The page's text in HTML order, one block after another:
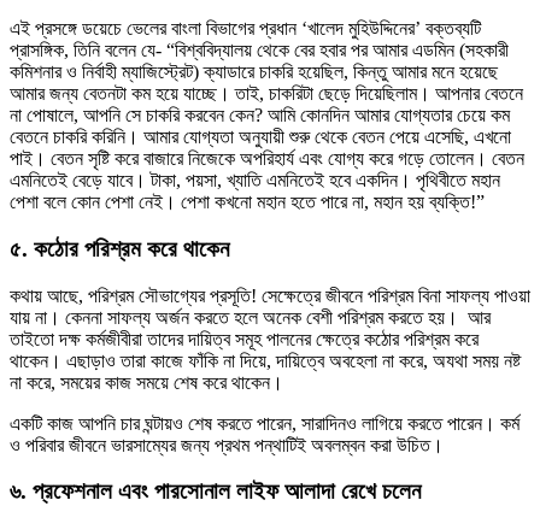
এই প্রসঙ্গে ডয়েচে ভেলের বাংলা বিভাগের প্রধান ‘খালেদ মুহিউদ্দিনের’ বক্তব্যটি
প্রাসঙ্গিক, তিনি বলেন যে- “বিশ্ববিদ্যালয় থেকে বের হবার পর আমার এডমিন (সহকারী
কমিশনার ও নির্বাহী ম্যাজিস্ট্রেট) ক্যাডারে চাকরি হয়েছিল, কিন্তু আমার মনে হয়েছে
আমার জন্য বেতনটা কম হয়ে যাচ্ছে। তাই, চাকরিটা ছেড়ে দিয়েছিলাম। আপনার বেতনে
না পোষালে, আপনি সে চাকরি করবেন কেন? আমি কোনদিন আমার যোগ্যতার চেয়ে কম
বেতনে চাকরি করিনি। আমার যোগ্যতা অনুযায়ী শুরু থেকে বেতন পেয়ে এসেছি, এখনো
পাই। বেতন সৃষ্টি করে বাজারে নিজেকে অপরিহার্য এবং যোগ্য করে গড়ে তোলেন। বেতন
এমনিতেই বেড়ে যাবে। টাকা, পয়সা, খ্যাতি এমনিতেই হবে একদিন। পৃথিবীতে মহান
পেশা বলে কোন পেশা নেই। পেশা কখনো মহান হতে পারে না, মহান হয় ব্যক্তি!”
৫. কঠোর পরিশ্রম করে থাকেন
কথায় আছে, পরিশ্রম সৌভাগ্যের প্রসূতি! সেক্ষেত্রে জীবনে পরিশ্রম বিনা সাফল্য পাওয়া
যায় না। কেননা সাফল্য অর্জন করতে হলে অনেক বেশী পরিশ্রম করতে হয়। আর
তাইতো দক্ষ কর্মজীবীরা তাদের দায়িত্ব সমূহ পালনের ক্ষেত্রে কঠোর পরিশ্রম করে
থাকেন। এছাড়াও তারা কাজে ফাঁকি না দিয়ে, দায়িত্বে অবহেলা না করে, অযথা সময় নষ্ট
না করে, সময়ের কাজ সময়ে শেষ করে থাকেন।
একটি কাজ আপনি চার ঘন্টায়ও শেষ করতে পারেন, সারাদিনও লাগিয়ে করতে পারেন। কর্ম
ও পরিবার জীবনে ভারসাম্যের জন্য প্রথম পন্থাটিই অবলম্বন করা উচিত।
৬. প্রফেশনাল এবং পারসোনাল লাইফ আলাদা রেখে চলেন